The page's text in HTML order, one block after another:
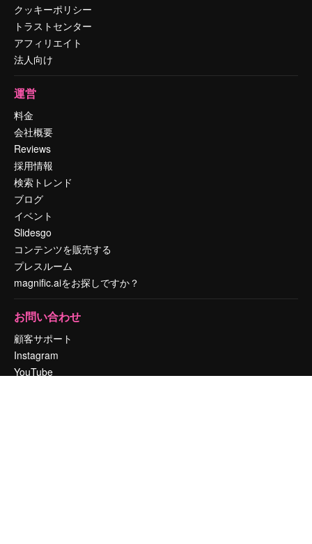
クッキーポリシー
トラストセンター
アフィリエイト
法人向け
運営
料金
会社概要
Reviews
採用情報
検索トレンド
ブログ
イベント
Slidesgo
コンテンツを販売する
プレスルーム
magnific.aiをお探しですか？
お問い合わせ
顧客サポート
Instagram
YouTube